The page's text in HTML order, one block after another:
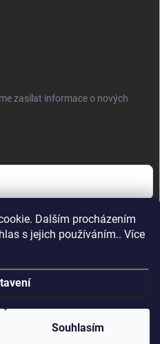
Dalším procházením
s jejich používáním.. Více
Souhlasím
zasílat informace o nových
ochrany osobních údajů
. Všechna práva vyhrazena.